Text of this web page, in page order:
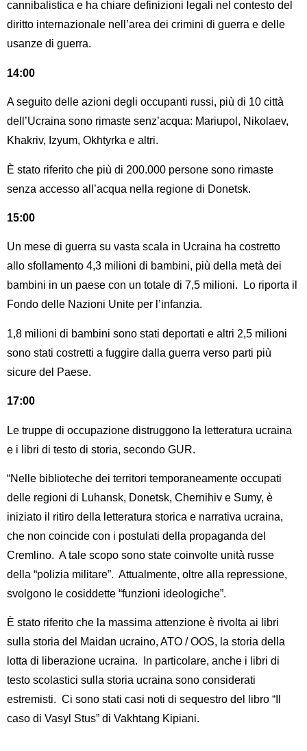
cannibalistica e ha chiare definizioni legali nel contesto del
diritto internazionale nell’area dei crimini di guerra e delle
usanze di guerra.
14:00
A seguito delle azioni degli occupanti russi, più di 10 città
dell’Ucraina sono rimaste senz’acqua: Mariupol, Nikolaev,
Khakriv, Izyum, Okhtyrka e altri.
È stato riferito che più di 200.000 persone sono rimaste
senza accesso all’acqua nella regione di Donetsk.
15:00
Un mese di guerra su vasta scala in Ucraina ha costretto
allo sfollamento 4,3 milioni di bambini, più della metà dei
bambini in un paese con un totale di 7,5 milioni. Lo riporta il
Fondo delle Nazioni Unite per l’infanzia.
1,8 milioni di bambini sono stati deportati e altri 2,5 milioni
sono stati costretti a fuggire dalla guerra verso parti più
sicure del Paese.
17:00
Le truppe di occupazione distruggono la letteratura ucraina
e i libri di testo di storia, secondo GUR.
“Nelle biblioteche dei territori temporaneamente occupati
delle regioni di Luhansk, Donetsk, Chernihiv e Sumy, è
iniziato il ritiro della letteratura storica e narrativa ucraina,
che non coincide con i postulati della propaganda del
Cremlino. A tale scopo sono state coinvolte unità russe
della “polizia militare”. Attualmente, oltre alla repressione,
svolgono le cosiddette “funzioni ideologiche”.
È stato riferito che la massima attenzione è rivolta ai libri
sulla storia del Maidan ucraino, ATO / OOS, la storia della
lotta di liberazione ucraina. In particolare, anche i libri di
testo scolastici sulla storia ucraina sono considerati
estremisti. Ci sono stati casi noti di sequestro del libro “Il
caso di Vasyl Stus” di Vakhtang Kipiani.